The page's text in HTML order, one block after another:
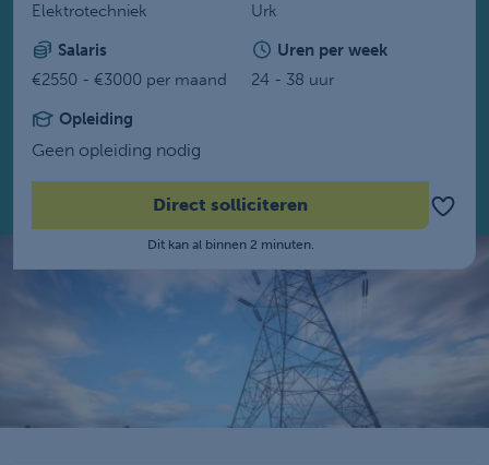
Elektrotechniek
Urk
Salaris
€2550 - €3000 per maand
Uren per week
24 - 38 uur
Opleiding
Geen opleiding nodig
Direct solliciteren
Dit kan al binnen 2 minuten.